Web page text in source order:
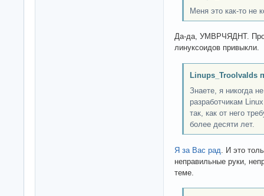
Меня это как-то не
Да-да, УМВРЧЯДНТ.
линуксоидов привыкли.
Linups_Troolvalds
Знаете, я никогда
разработчикам
так, как от него
более десяти лет.
Я за Вас рад . И это
неправильные руки,
теме.